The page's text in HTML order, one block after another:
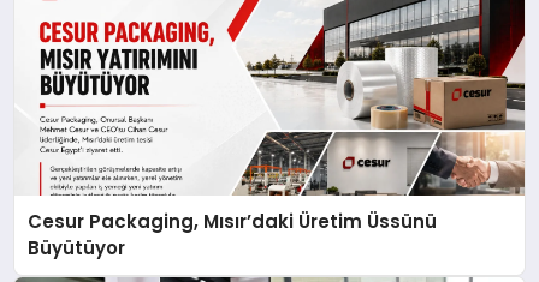
Cesur Packaging, Mısır’daki Üretim Üssünü
Büyütüyor